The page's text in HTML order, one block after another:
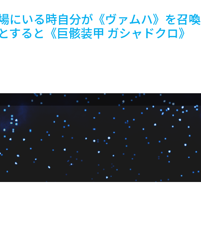
にいる時自分が《ヴァムハ》を召喚
ると《巨骸装甲 ガシャドクロ》